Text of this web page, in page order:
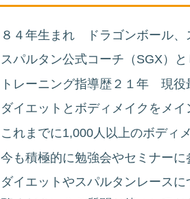
８４年生まれ ドラゴンボール、
スパルタン公式コーチ（SGX）
トレーニング指導歴２１年 現役
ダイエットとボディメイクをメ
これまでに1,000人以上のボディ
今も積極的に勉強会やセミナー
ダイエットやスパルタンレース